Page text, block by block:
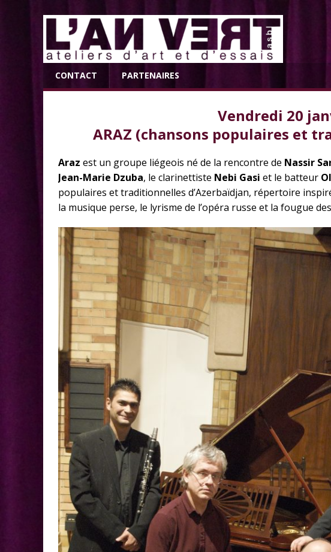
CONTACT PARTENAIRES
Vendredi 20
ARAZ (chansons populaires et
Araz est un groupe liégeois né de la rencontre de Nassir
Jean-Marie Dzuba, le clarinettiste Nebi Gasi et le batteur
populaires et traditionnelles d’Azerbaïdjan, répertoire
la musique perse, le lyrisme de l’opéra russe et la fougue